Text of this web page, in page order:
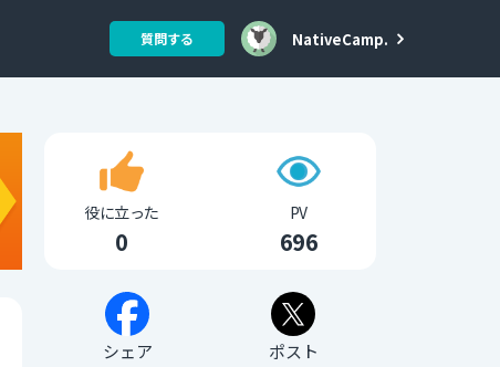
質問する NativeCamp.
役に立った
0
PV
696
シェア ポスト